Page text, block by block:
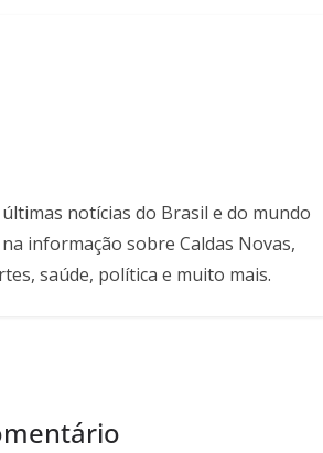
notícias do Brasil e do mundo
informação sobre Caldas Novas,
saúde, política e muito mais.